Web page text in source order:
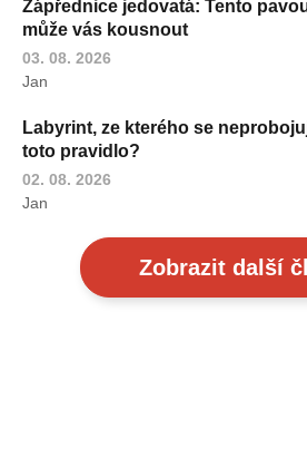
Zápřednice jedovatá: Tento
může vás kousnout
03. 08. 2026
Jan
Labyrint, ze kterého se
toto pravidlo?
02. 08. 2026
Jan
Zobrazit další